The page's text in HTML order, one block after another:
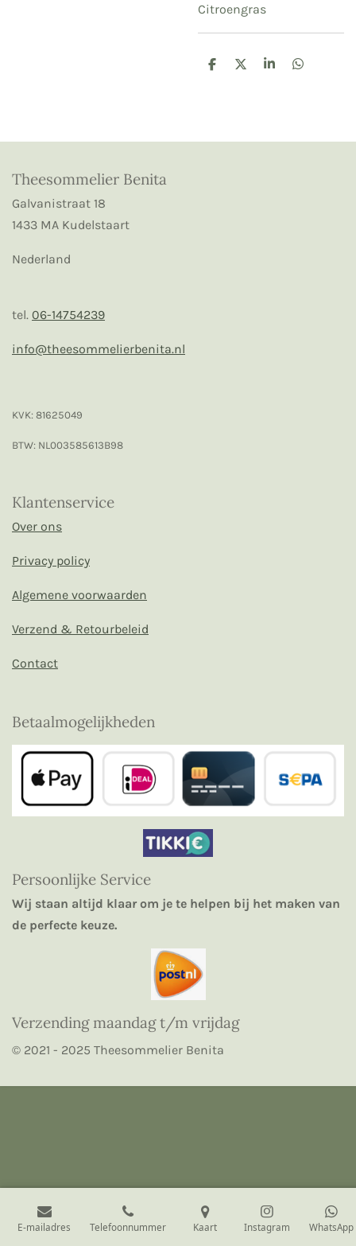
Citroengras
D
D
S
D
Theesommelier Benita
Galvanistraat 18
1433 MA Kudelstaart
Nederland
tel. 06-14754239
info@theesommelierbenita.nl
KVK: 81625049
BTW: NL003585613B98
Klantenservice
Over ons
Privacy policy
Algemene voorwaarden
Verzend & Retourbeleid
Contact
Betaalmogelijkheden
Persoonlijke Service
Wij staan altijd klaar om je te helpen bij het maken van
de perfecte keuze.
Verzending maandag t/m vrijdag
© 2021 - 2025 Theesommelier Benita
E-mailadres Telefoonnummer Kaart Instagram WhatsApp